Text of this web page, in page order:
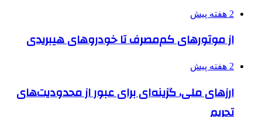
2 هفته پیش
از موتورهای کم‌مصرف تا خودروهای هیبریدی
2 هفته پیش
ارزهای ملی، گزینه‌ای برای عبور از محدودیت‌های
تحریم